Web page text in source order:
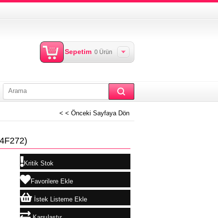
Sepetim 0 Ürün
< < Önceki Sayfaya Dön
Kritik Stok
Favorilere Ekle
İstek Listeme Ekle